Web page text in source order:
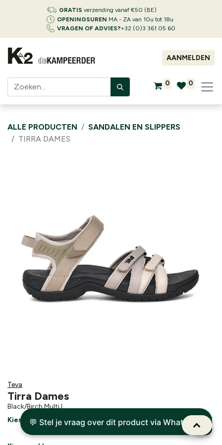
GRATIS verzending vanaf €50 (BE)
OPENINGSUREN MA - ZA van 10u tot 18u
VRAGEN OF ADVIES?+32 (0)3 361 05 60
AANMELDEN
0 0
ALLE PRODUCTEN
SANDALEN EN SLIPPERS
TIRRA DAMES
Teva
Tirra Dames
Black/Birch Multi I
Kies een maat💬 Stel je vraag over dit product via WhatsApp